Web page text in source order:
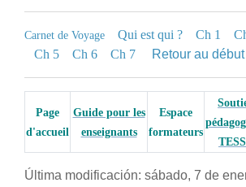
Carnet de Voyage Qui est qui ? Ch 1
Ch 5
Ch 6 Ch 7 Retour au début
Page
d'accueil
Guide pour les
enseignants
Espace
formateurs
Última modificación: sábado, 7 de